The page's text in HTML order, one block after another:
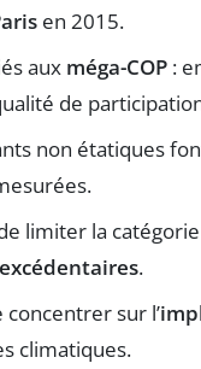
en 2015.
aux méga-COP :
de
non étatiques
limiter la
excédentaires.
concentrer sur l’
climatiques.